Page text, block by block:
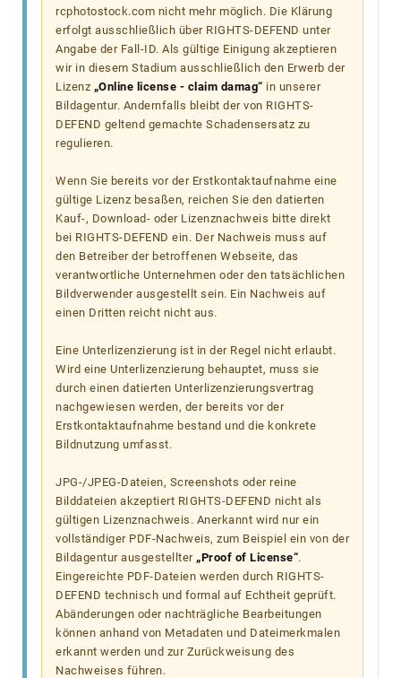
rcphotostock.com nicht mehr möglich. Die Klärung
erfolgt ausschließlich über RIGHTS-DEFEND unter
Angabe der Fall-ID. Als gültige Einigung akzeptieren
wir in diesem Stadium ausschließlich den Erwerb der
Lizenz „Online license - claim damag“ in unserer
Bildagentur. Andernfalls bleibt der von RIGHTS-
DEFEND geltend gemachte Schadensersatz zu
regulieren.
Wenn Sie bereits vor der Erstkontaktaufnahme eine
gültige Lizenz besaßen, reichen Sie den datierten
Kauf-, Download- oder Lizenznachweis bitte direkt
bei RIGHTS-DEFEND ein. Der Nachweis muss auf
den Betreiber der betroffenen Webseite, das
verantwortliche Unternehmen oder den tatsächlichen
Bildverwender ausgestellt sein. Ein Nachweis auf
einen Dritten reicht nicht aus.
Eine Unterlizenzierung ist in der Regel nicht erlaubt.
Wird eine Unterlizenzierung behauptet, muss sie
durch einen datierten Unterlizenzierungsvertrag
nachgewiesen werden, der bereits vor der
Erstkontaktaufnahme bestand und die konkrete
Bildnutzung umfasst.
JPG-/JPEG-Dateien, Screenshots oder reine
Bilddateien akzeptiert RIGHTS-DEFEND nicht als
gültigen Lizenznachweis. Anerkannt wird nur ein
vollständiger PDF-Nachweis, zum Beispiel ein von der
Bildagentur ausgestellter „Proof of License“.
Eingereichte PDF-Dateien werden durch RIGHTS-
DEFEND technisch und formal auf Echtheit geprüft.
Abänderungen oder nachträgliche Bearbeitungen
können anhand von Metadaten und Dateimerkmalen
erkannt werden und zur Zurückweisung des
Nachweises führen.